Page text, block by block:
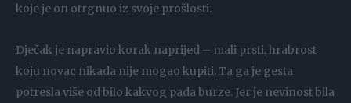
koje je on otrgnuo iz svoje prošlosti.
Dječak je napravio korak naprijed – mali prsti, hrabrost
koju novac nikada nije mogao kupiti. Ta ga je gesta
potresla više od bilo kakvog pada burze. Jer je nevinost bila